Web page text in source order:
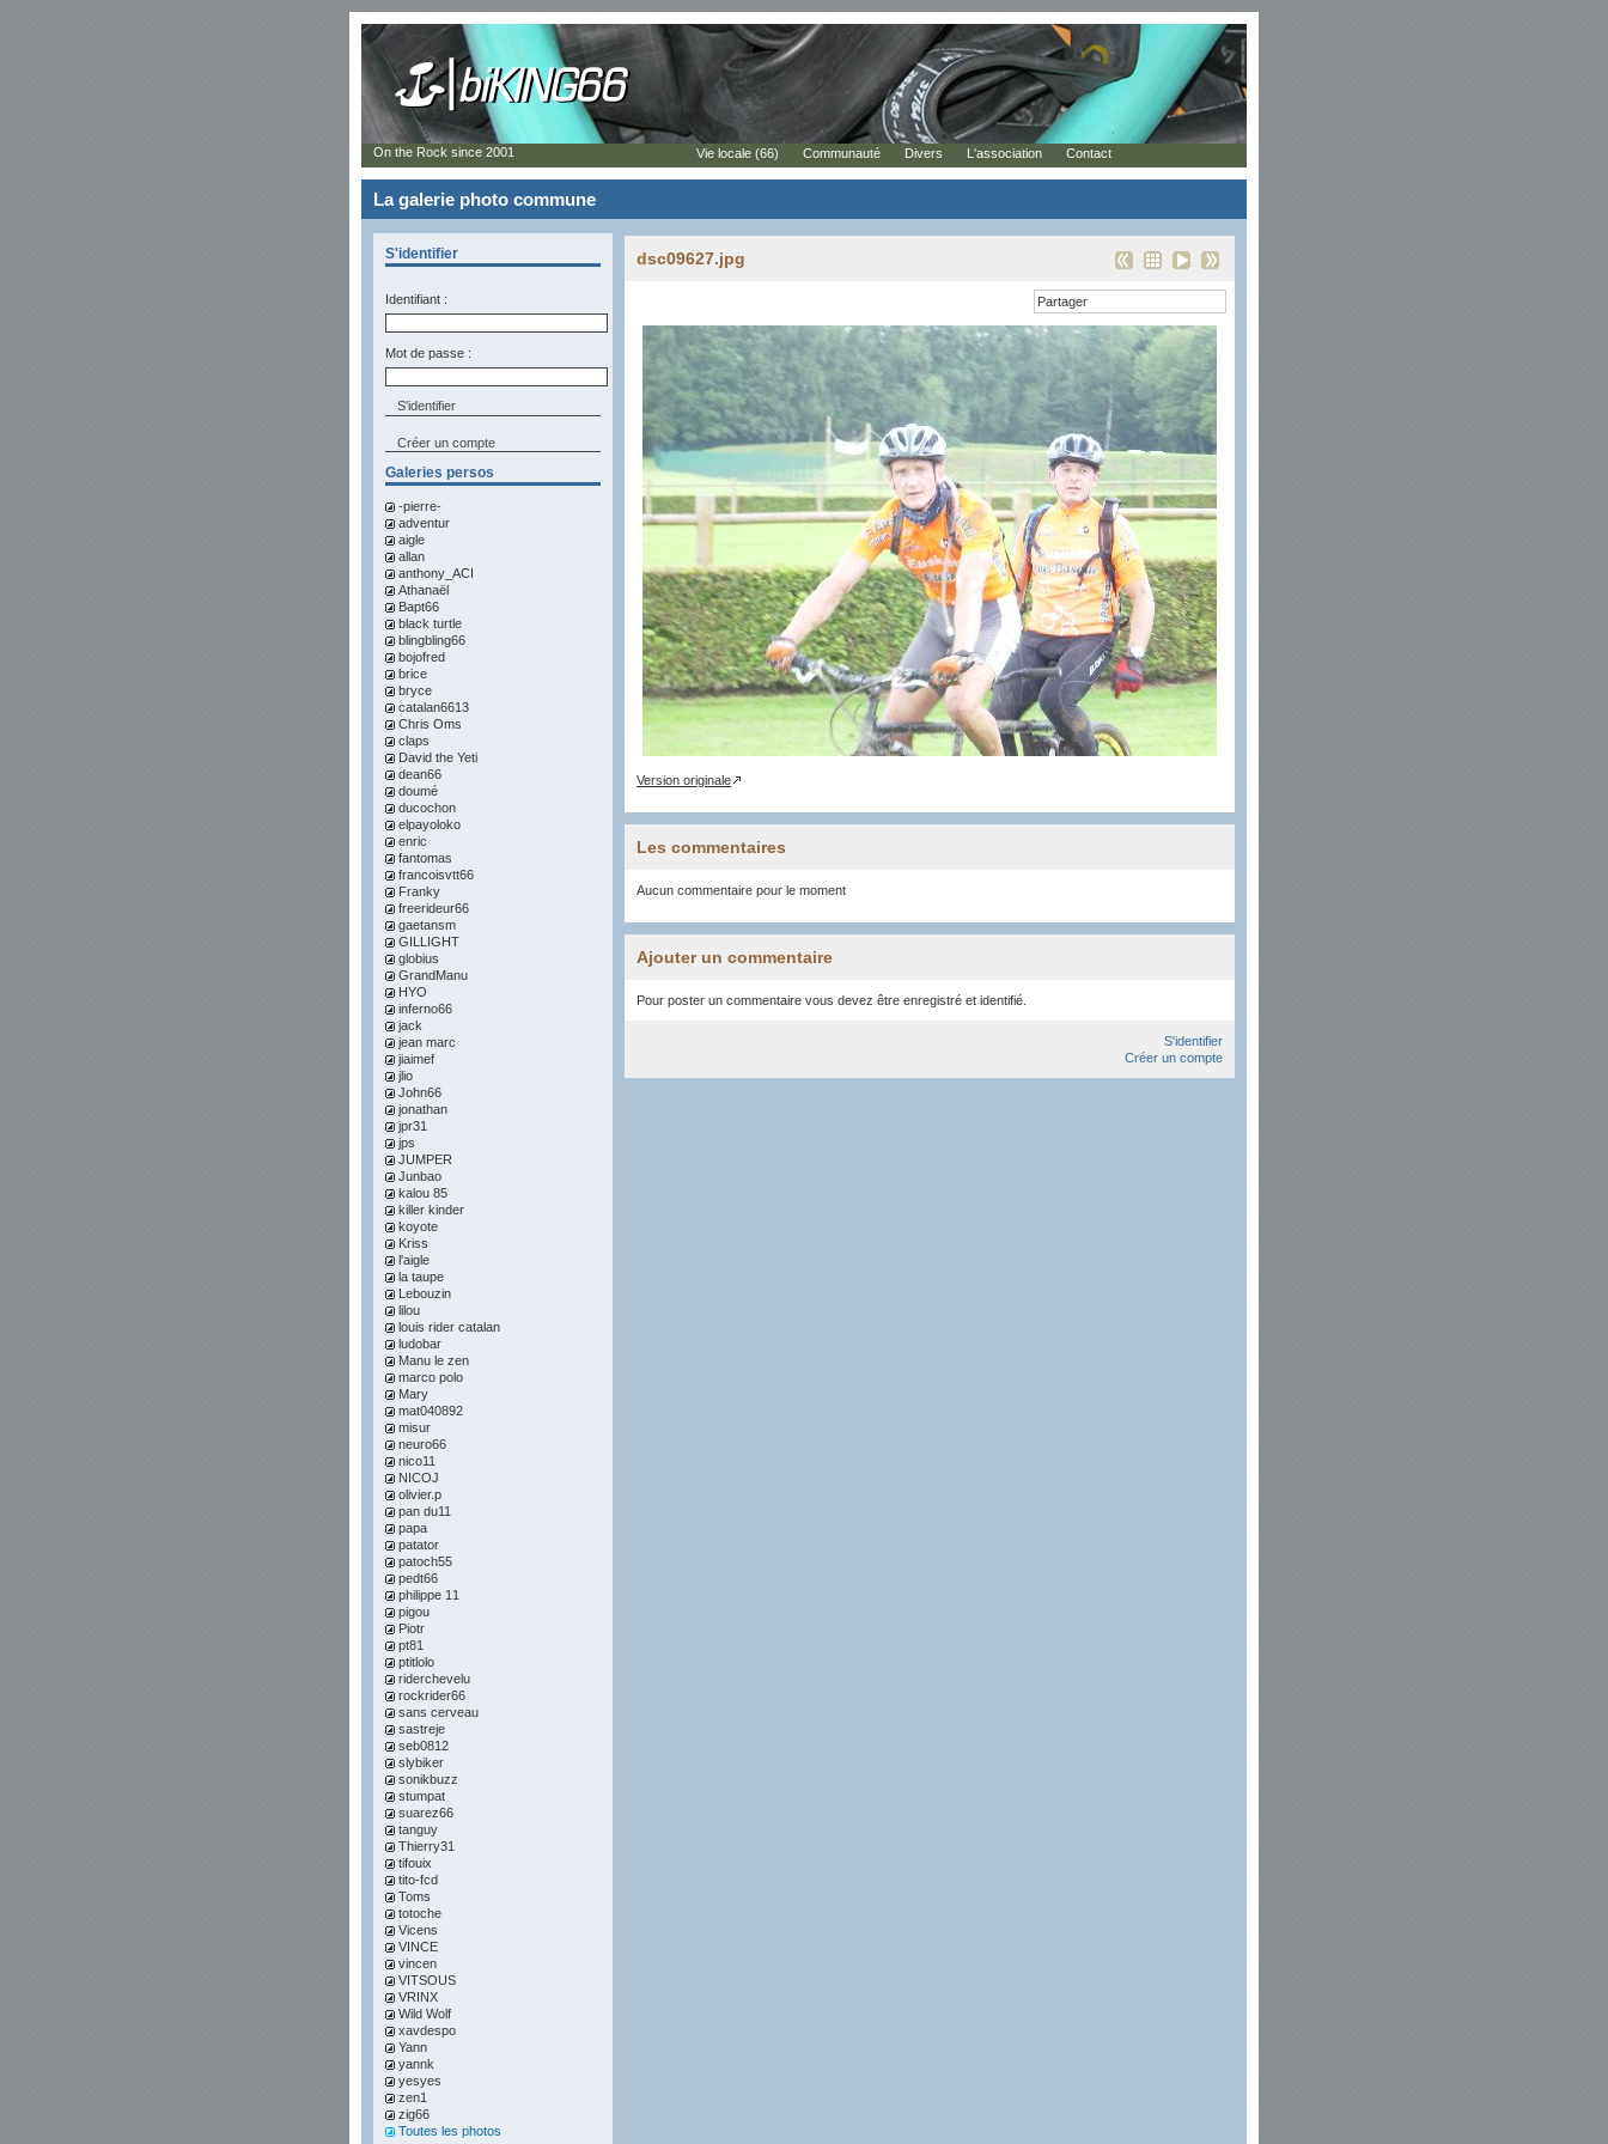
La galerie photo commune
S'identifier
Identifiant :
Mot de passe :
Créer un compte
Galeries persos
-pierre-
adventur
aigle
allan
anthony_ACI
Athanaël
Bapt66
black turtle
blingbling66
bojofred
brice
bryce
catalan6613
Chris Oms
claps
David the Yeti
dean66
doumé
ducochon
elpayoloko
enric
fantomas
francoisvtt66
Franky
freerideur66
gaetansm
GILLIGHT
globius
GrandManu
HYO
inferno66
jack
jean marc
jiaimef
jlio
John66
jonathan
jpr31
jps
JUMPER
Junbao
kalou 85
killer kinder
koyote
Kriss
l'aigle
la taupe
Lebouzin
lilou
louis rider catalan
ludobar
Manu le zen
marco polo
Mary
mat040892
misur
neuro66
nico11
NICOJ
olivier.p
pan du11
papa
patator
patoch55
pedt66
philippe 11
pigou
Piotr
pt81
ptitlolo
riderchevelu
rockrider66
sans cerveau
sastreje
seb0812
slybiker
sonikbuzz
stumpat
suarez66
tanguy
Thierry31
tifouix
tito-fcd
Toms
totoche
Vicens
VINCE
vincen
VITSOUS
VRINX
Wild Wolf
xavdespo
Yann
yannk
yesyes
zen1
zig66
Toutes les photos
dsc09627.jpg
Partager
Version originale
Les commentaires
Aucun commentaire pour le moment
Ajouter un commentaire
Pour poster un commentaire vous devez être enregistré et identifié.
S'identifier
Créer un compte
On the Rock since 2001 Vie locale (66) Communauté Divers L'association Contact